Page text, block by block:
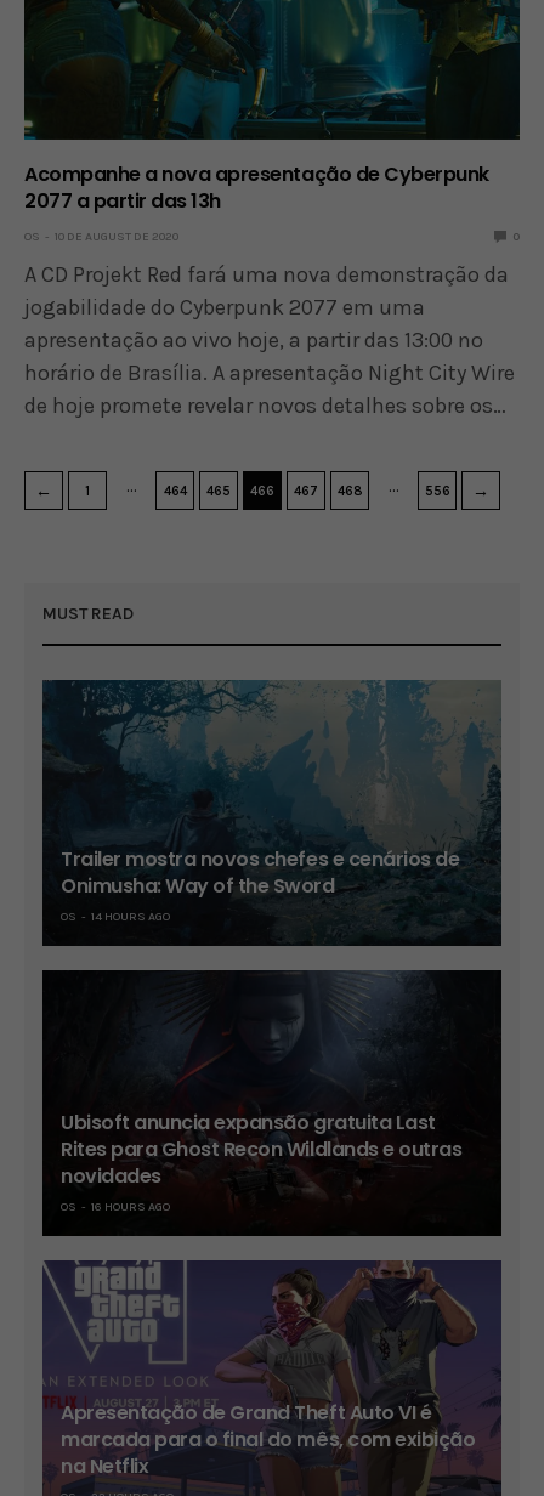
Acompanhe a nova apresentação de Cyberpunk
2077 a partir das 13h
OS 10 DE AUGUST DE 2020 0
A CD Projekt Red fará uma nova demonstração da
jogabilidade do Cyberpunk 2077 em uma
apresentação ao vivo hoje, a partir das 13:00 no
horário de Brasília. A apresentação Night City Wire
de hoje promete revelar novos detalhes sobre os…
← 1 … 464 465 466 467 468 … 556 →
MUST READ
Trailer mostra novos chefes e cenários de
Onimusha: Way of the Sword
OS 14 HOURS AGO
Ubisoft anuncia expansão gratuita Last
Rites para Ghost Recon Wildlands e outras
novidades
OS 16 HOURS AGO
Apresentação de Grand Theft Auto VI é
marcada para o final do mês, com exibição
na Netflix